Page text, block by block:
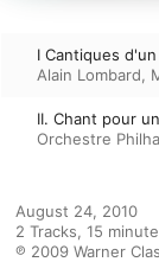
I Cantiques
Alain Lombard,
II. Chant pour
Orchestre
August 24, 2010
2 Tracks, 15
℗ 2009 Warner